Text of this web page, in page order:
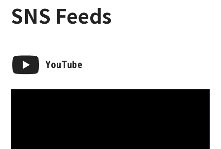
SNS Feeds
YouTube